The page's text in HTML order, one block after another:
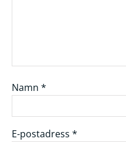
Namn *
E-postadress *